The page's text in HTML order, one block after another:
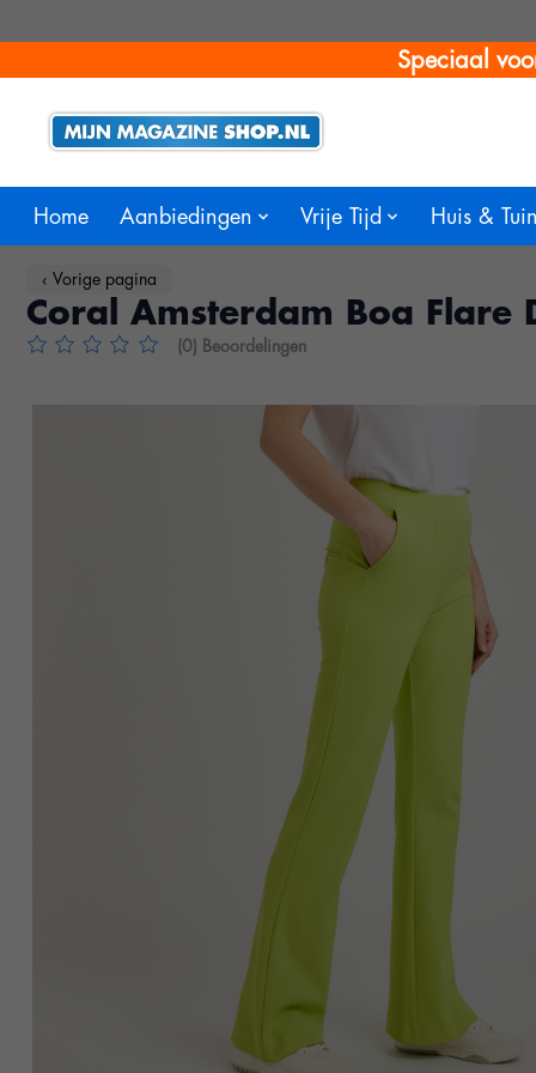
Speciaal
Home Aanbiedingen Vrije Tijd Huis & Tuin
‹ Vorige pagina
Coral Amsterdam Boa Flare
De beoordeling van dit product is0van de 5
(0) Beoordelingen